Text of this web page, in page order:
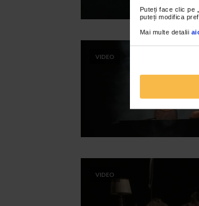
Puteți face clic pe
puteți modifica
Mai multe detalii
VIDEO
VIDEO